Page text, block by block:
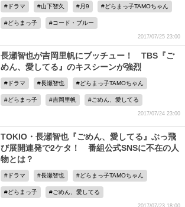
ドラマ 山下智久 月9 どらまっ子TAMOちゃん
どらまっ子 コード・ブルー
2017/07/25 23:00
長瀬智也が吉岡里帆にブッチュー！ TBS『ご
めん、愛してる』のキスシーンが強烈
ドラマ 長瀬智也 どらまっ子TAMOちゃん
どらまっ子 吉岡里帆 ごめん、愛してる
2017/07/24 23:00
TOKIO・長瀬智也『ごめん、愛してる』ぶっ飛
び展開連発で2ケタ！ 番組公式SNSに不在の人
物とは？
ドラマ 長瀬智也 どらまっ子TAMOちゃん
どらまっ子 ごめん、愛してる
2017/07/23 18:00